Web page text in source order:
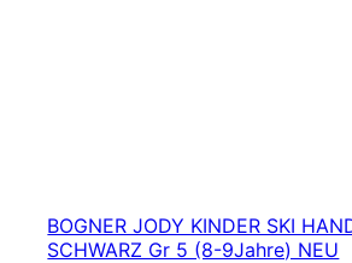
BOGNER JODY KINDER SKI
SCHWARZ Gr 5 (8-9Jahre) NEU